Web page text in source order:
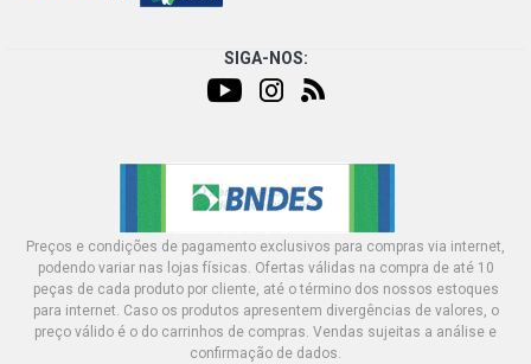
SIGA-NOS:
Preços e condições de pagamento exclusivos para compras via internet,
podendo variar nas lojas físicas. Ofertas válidas na compra de até 10
peças de cada produto por cliente, até o término dos nossos estoques
para internet. Caso os produtos apresentem divergências de valores, o
preço válido é o do carrinhos de compras. Vendas sujeitas a análise e
confirmação de dados.